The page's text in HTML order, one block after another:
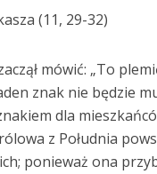
(11, 29-32)
mówić: „To
znak nie będzie
dla
z Południa
ponieważ ona